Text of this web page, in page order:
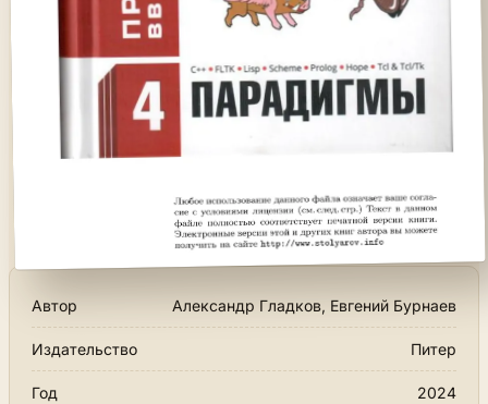
Автор Александр Гладков, Евгений Бурнаев
Издательство Питер
Год 2024